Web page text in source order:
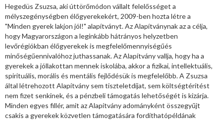
Hegedüs Zsuzsa, aki úttörőmódon vállalt felelősséget a
mélyszegénységben élőgyerekekért, 2009-ben hozta létre a
"Minden gyerek lakjon jól!" alapítványt. Az Alapítványnak az a célja,
hogy Magyarországon a leginkább hátrányos helyzetben
levőrégiókban élőgyerekek is megfelelőmennyiségűés
minőségűennivalóhoz juthassanak. Az Alapítvány vallja, hogy ha a
gyerekek a jóllakottan mennek iskolába, akkor a fizikai, intellektuális,
spirituális, morális és mentális fejlődésük is megfelelőbb. A Zsuzsa
által létrehozott Alapítvány sem tiszteletdíjat, sem költségtérítést
nem fizet senkinek, és a pénzbeli támogatás lehetőségét is kizárja.
Minden egyes fillér, amit az Alapítvány adományként összegyűjt
csakis a gyerekek közvetlen támogatására fordíthatópéldának